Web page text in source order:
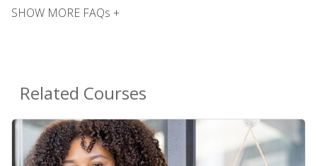
SHOW MORE FAQs +
Related Courses